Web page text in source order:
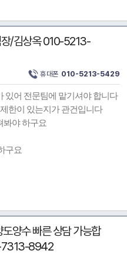
장/김상옥 010-5213-
휴대폰 010-5213-5429
있어 전문팀에 맡기셔야 합니다
한이 있는지가 관건입니다
봐야 하구요
구요
양수 빠른 상담 가능합
7313-8942